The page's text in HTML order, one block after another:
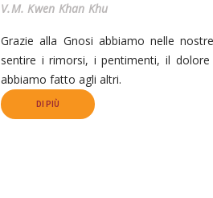
V.M. Kwen Khan Khu
Grazie alla Gnosi abbiamo nelle
sentire i rimorsi, i pentimenti, il
abbiamo fatto agli altri.
DI PIÙ